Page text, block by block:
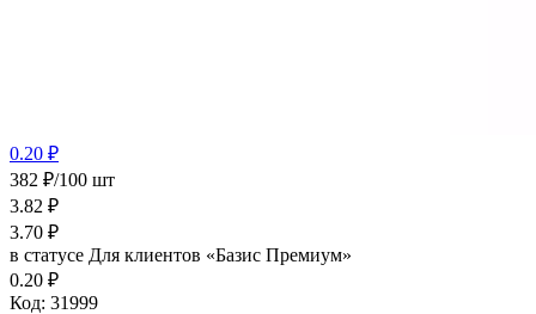
0.20 ₽
382 ₽/100 шт
3.82 ₽
3.70 ₽
в статусе Для клиентов «Базис Премиум»
0.20 ₽
Код: 31999